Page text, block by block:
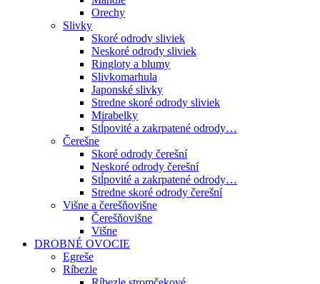
Orechy
Slivky
Skoré odrody sliviek
Neskoré odrody sliviek
Ringloty a blumy
Slivkomarhula
Japonské slivky
Stredne skoré odrody sliviek
Mirabelky
Stĺpovité a zakrpatené odrody…
Čerešne
Skoré odrody čerešní
Neskoré odrody čerešní
Stĺpovité a zakrpatené odrody…
Stredne skoré odrody čerešní
Višne a čerešňovišne
Čerešňovišne
Višne
DROBNÉ OVOCIE
Egreše
Ríbezle